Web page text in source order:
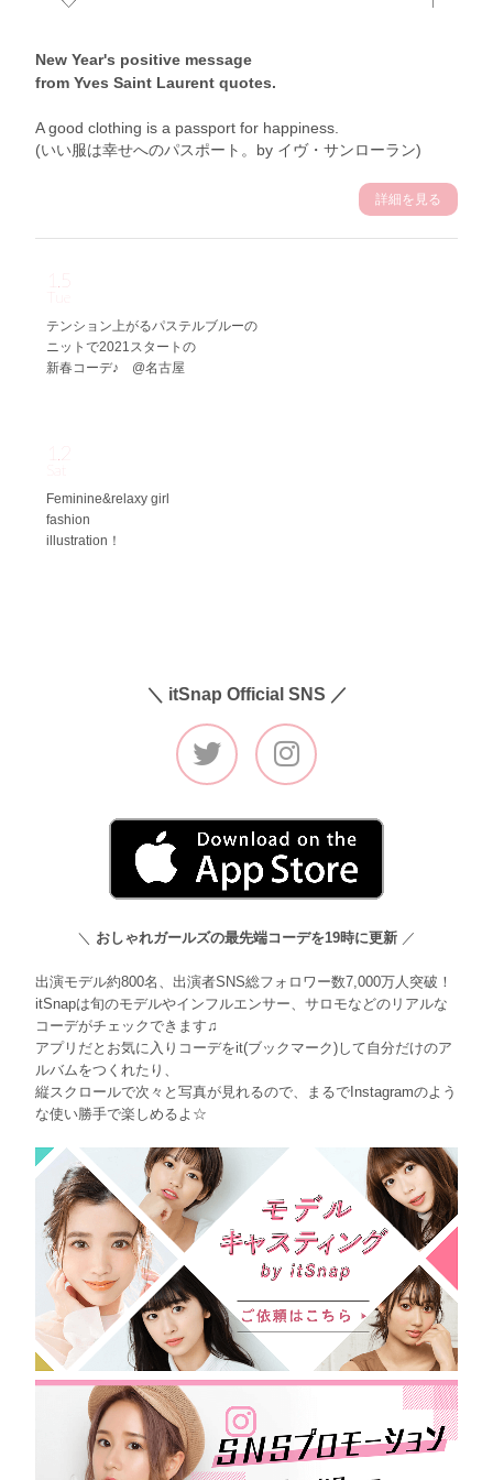
New Year's positive message
from Yves Saint Laurent quotes.
A good clothing is a passport for happiness.
(いい服は幸せへのパスポート。by イヴ・サンローラン)
詳細を見る
1.5
テンション上がるパステルブルーの
ニットで2021スタートの
新春コーデ♪ @名古屋
Feminine&relaxy girl
fashion
illustration！
＼ itSnap Official SNS ／
＼ おしゃれガールズの最先端コーデを19時に更新 ／
出演モデル約800名、出演者SNS総フォロワー数7,000万人突破！
itSnapは旬のモデルやインフルエンサー、サロモなどのリアルな
コーデがチェックできます♫
アプリだとお気に入りコーデをit(ブックマーク)して自分だけのア
ルバムをつくれたり、
縦スクロールで次々と写真が見れるので、まるでInstagramのよう
な使い勝手で楽しめるよ☆